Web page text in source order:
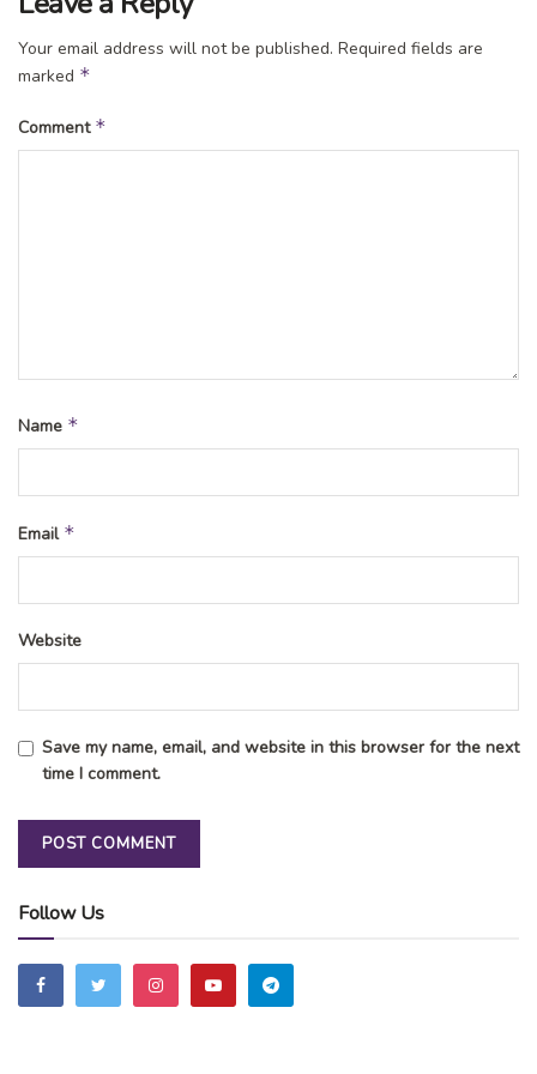
Sumber
kampoengngawi
Your email address will not be published. Required fields are
marked *
Comment *
Name *
Email *
Website
Save my name, email, and website in this browser for the next
time I comment.
Follow Us